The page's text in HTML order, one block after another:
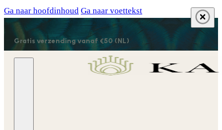
Ga naar hoofdinhoud Ga naar voettekst
Gratis verzending vanaf €50 (NL)